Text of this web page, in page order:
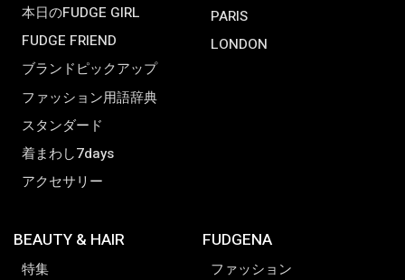
本日のFUDGE GIRL
FUDGE FRIEND
ブランドピックアップ
ファッション用語辞典
スタンダード
着まわし7days
アクセサリー
PARIS
LONDON
BEAUTY & HAIR
特集
FUDGENA
ファッション